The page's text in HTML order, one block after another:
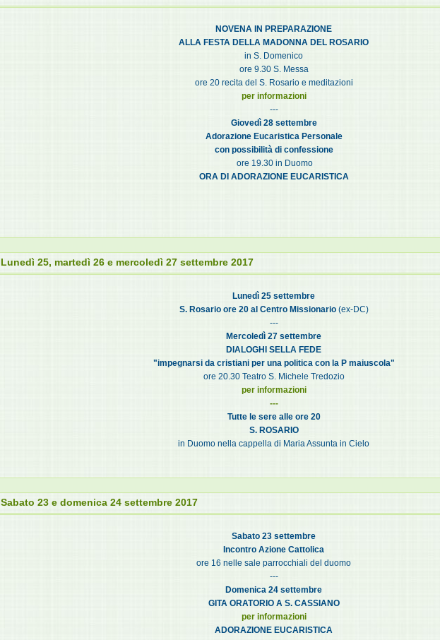
NOVENA IN PREPARAZIONE
ALLA FESTA DELLA MADONNA DEL ROSARIO
in S. Domenico
ore 9.30 S. Messa
ore 20 recita del S. Rosario e meditazioni
per informazioni
---
Giovedì 28 settembre
Adorazione Eucaristica Personale
con possibilità di confessione
ore 19.30 in Duomo
ORA DI ADORAZIONE EUCARISTICA
Lunedì 25, martedì 26 e mercoledì 27 settembre 2017
Lunedì 25 settembre
S. Rosario ore 20 al Centro Missionario (ex-DC)
---
Mercoledì 27 settembre
DIALOGHI SELLA FEDE
"impegnarsi da cristiani per una politica con la P maiuscola"
ore 20.30 Teatro S. Michele Tredozio
per informazioni
---
Tutte le sere alle ore 20
S. ROSARIO
in Duomo nella cappella di Maria Assunta in Cielo
Sabato 23 e domenica 24 settembre 2017
Sabato 23 settembre
Incontro Azione Cattolica
ore 16 nelle sale parrocchiali del duomo
---
Domenica 24 settembre
GITA ORATORIO A S. CASSIANO
per informazioni
ADORAZIONE EUCARISTICA